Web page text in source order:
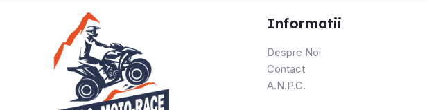
Informatii
Despre Noi
Contact
A.N.P.C.